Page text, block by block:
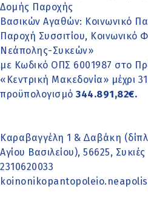
Δομής Παροχής
Βασικών Αγαθών: Κοινωνικό
Παροχή Συσσιτίου, Κοινωνικό
Νεάπολης-Συκεών»
με Κωδικό ΟΠΣ 6001987 στο
«Κεντρική Μακεδονία» μέχρι
προϋπολογισμό 344.891,82€.
Καραβαγγέλη 1 & ∆αβάκη
Αγίου Βασιλείου), 56625, Συκιές
2310620033